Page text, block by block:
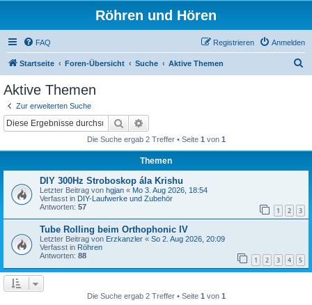
Röhren und Hören
FAQ Anmelden
Registrieren
Startseite Foren-Übersicht Suche Aktive Themen
Aktive Themen
Zur erweiterten Suche
Suche
Die Suche ergab 2 Treffer • Seite 1 von 1
Themen
DIY 300Hz Stroboskop ála Krishu
Letzter Beitrag von hgjan « Mo 3. Aug 2026, 18:54
Verfasst in DIY-Laufwerke und Zubehör
Antworten: 57 1 2 3
Tube Rolling beim Orthophonic IV
Letzter Beitrag von Erzkanzler « So 2. Aug 2026, 20:09
Verfasst in Röhren
Antworten: 88 1 2 3 4 5
Die Suche ergab 2 Treffer • Seite 1 von 1